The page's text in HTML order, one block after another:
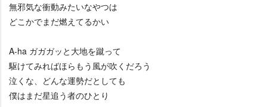
無邪気な衝動みたいなやつは
どこかでまだ燃えてるかい
A-ha ガガガッと大地を蹴って
駆けてみればほらもう風が吹くだろう
泣くな、どんな運勢だとしても
僕はまだ星追う者のひとり